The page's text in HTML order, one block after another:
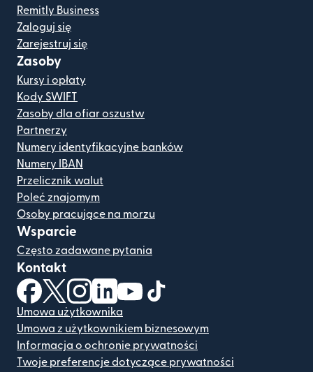
Remitly Business
Zaloguj się
Zarejestruj się
Zasoby
Kursy i opłaty
Kody SWIFT
Zasoby dla ofiar oszustw
Partnerzy
Numery identyfikacyjne banków
Numery IBAN
Przelicznik walut
Poleć znajomym
Osoby pracujące na morzu
Wsparcie
Często zadawane pytania
Kontakt
(otwiera się w nowym oknie)
(otwiera się w nowym oknie)
(otwiera się w nowym oknie)
(otwiera się w nowym oknie)
(otwiera się w nowym oknie)
Umowa użytkownika
Umowa z użytkownikiem biznesowym
Informacja o ochronie prywatności
Twoje preferencje dotyczące prywatności